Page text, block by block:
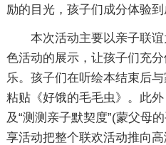
励的目光，孩子们成分体验到
本次活动主要以亲子联
色活动的展示，让孩子们充
乐。孩子们在听绘本结束后
粘贴《好饿的毛毛虫》。此
及“测测亲子默契度”(蒙父母
享活动把整个联欢活动推向